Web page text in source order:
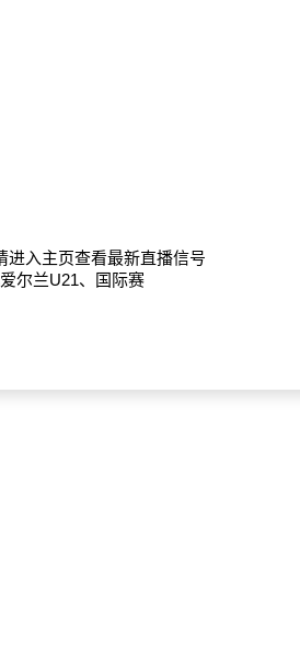
进入主页查看最新直播信号
尔兰U21、国际赛